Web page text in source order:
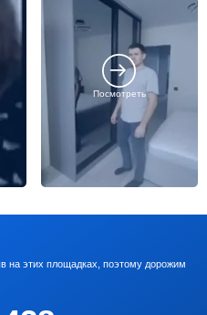
Посмотреть
на этих площадках, поэтому дорожим